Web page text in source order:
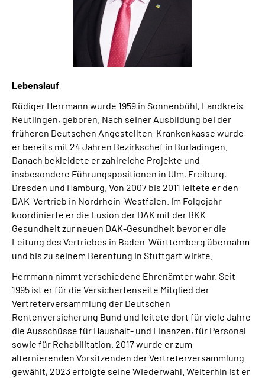
Lebenslauf
Rüdiger Herrmann wurde 1959 in Sonnenbühl, Landkreis
Reutlingen, geboren. Nach seiner Ausbildung bei der
früheren Deutschen Angestellten-Krankenkasse wurde
er bereits mit 24 Jahren Bezirkschef in Burladingen.
Danach bekleidete er zahlreiche Projekte und
insbesondere Führungspositionen in Ulm, Freiburg,
Dresden und Hamburg. Von 2007 bis 2011 leitete er den
DAK-Vertrieb in Nordrhein-Westfalen. Im Folgejahr
koordinierte er die Fusion der DAK mit der BKK
Gesundheit zur neuen DAK-Gesundheit bevor er die
Leitung des Vertriebes in Baden-Württemberg übernahm
und bis zu seinem Berentung in Stuttgart wirkte.
Herrmann nimmt verschiedene Ehrenämter wahr. Seit
1995 ist er für die Versichertenseite Mitglied der
Vertreterversammlung der Deutschen
Rentenversicherung Bund und leitete dort für viele Jahre
die Ausschüsse für Haushalt- und Finanzen, für Personal
sowie für Rehabilitation. 2017 wurde er zum
alternierenden Vorsitzenden der Vertreterversammlung
gewählt, 2023 erfolgte seine Wiederwahl. Weiterhin ist er